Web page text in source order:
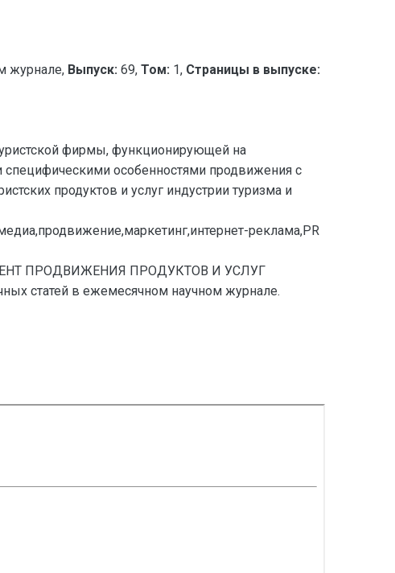
журнале, Выпуск: 69, Том: 1, Страницы в выпуске:
фирмы, функционирующей на
особенностями продвижения с
продуктов и услуг индустрии туризма и
реклама,PR
ПРОДВИЖЕНИЯ ПРОДУКТОВ И УСЛУГ
статей в ежемесячном научном журнале.